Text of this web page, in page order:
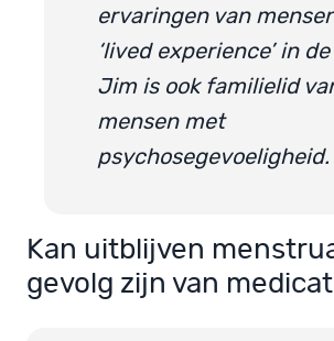
ervaringen van
‘lived experience’ in de
Jim is ook familielid
mensen met
psychosegevoeligheid.
Kan uitblijven
gevolg zijn van